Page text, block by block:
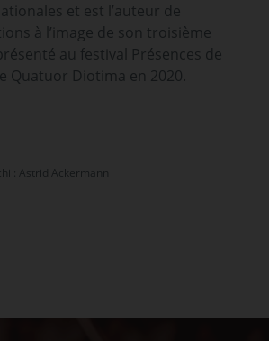
et est l’auteur de
à l’image de son troisième
au festival Présences de
Quatuor Diotima en 2020.
: Astrid Ackermann